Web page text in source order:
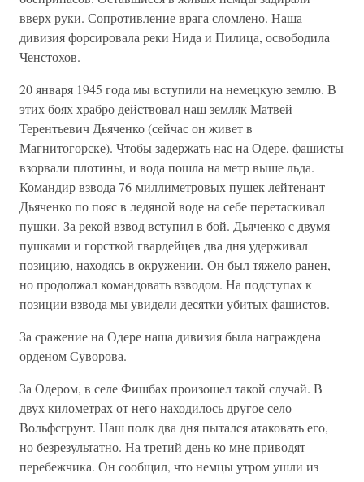
вверх руки. Сопротивление врага сломлено. Наша
дивизия форсировала реки Нида и Пилица, освободила
Ченстохов.
20 января 1945 года мы вступили на немецкую землю. В
этих боях храбро действовал наш земляк Матвей
Терентьевич Дьяченко (сейчас он живет в
Магнитогорске). Чтобы задержать нас на Одере, фашисты
взорвали плотины, и вода пошла на метр выше льда.
Командир взвода 76-миллиметровых пушек лейтенант
Дьяченко по пояс в ледяной воде на себе перетаскивал
пушки. За рекой взвод вступил в бой. Дьяченко с двумя
пушками и горсткой гвардейцев два дня удерживал
позицию, находясь в окружении. Он был тяжело ранен,
но продолжал командовать взводом. На подступах к
позиции взвода мы увидели десятки убитых фашистов.
За сражение на Одере наша дивизия была награждена
орденом Суворова.
За Одером, в селе Фишбах произошел такой случай. В
двух километрах от него находилось другое село —
Вольфсгрунт. Наш полк два дня пытался атаковать его,
но безрезультатно. На третий день ко мне приводят
перебежчика. Он сообщил, что немцы утром ушли из